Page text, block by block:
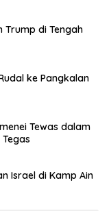
Trump di Tengah
ke Pangkalan
Tewas dalam
Israel di Kamp Ain